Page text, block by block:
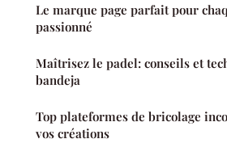
Le marque page parfait pour
passionné
Maîtrisez le padel: conseils et
bandeja
Top plateformes de bricolage
vos créations